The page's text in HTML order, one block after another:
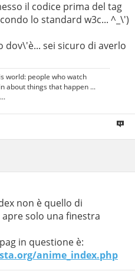
il codice prima del tag
lo standard w3c... ^_\')
sei sicuro di averlo
world: people who watch
about things that happen ...
non è quello di
solo una finestra
in questione è:
anime_index.php